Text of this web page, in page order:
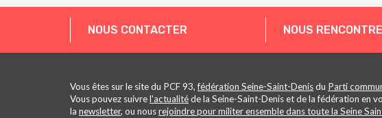
NOUS CONTACTER NOUS
Vous êtes sur le site du PCF 93,fédération Seine-Saint-Denisdu Parti
Vous pouvez suivrel'actualitéde la Seine-Saint-Denis et de la fédération en
la newsletter, ou nousrejoindre pour militer ensemble dans toute la Seine